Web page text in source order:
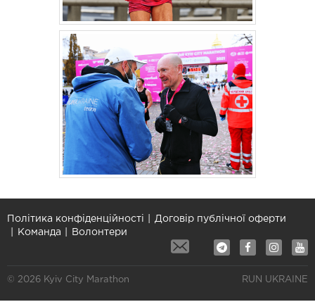
Політика конфіденційності
Договір публічної оферти
Команда
Волонтери
© 2026 Kyiv City Marathon RUN UKRAINE